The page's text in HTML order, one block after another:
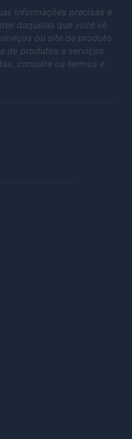
informações precisas e
daquelas que você vê
ou site de produto
de produtos e serviços
consulte os termos e